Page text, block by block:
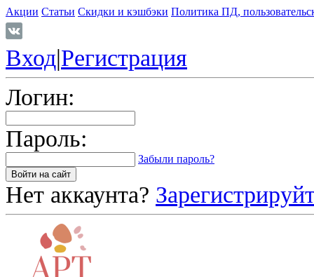
Акции Статьи Скидки и кэшбэки Политика ПД,
Вход|Регистрация
Логин:
Пароль:
Забыли пароль?
Нет аккаунта?